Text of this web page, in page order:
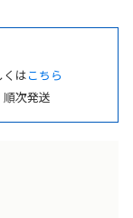
はこちら
次発送